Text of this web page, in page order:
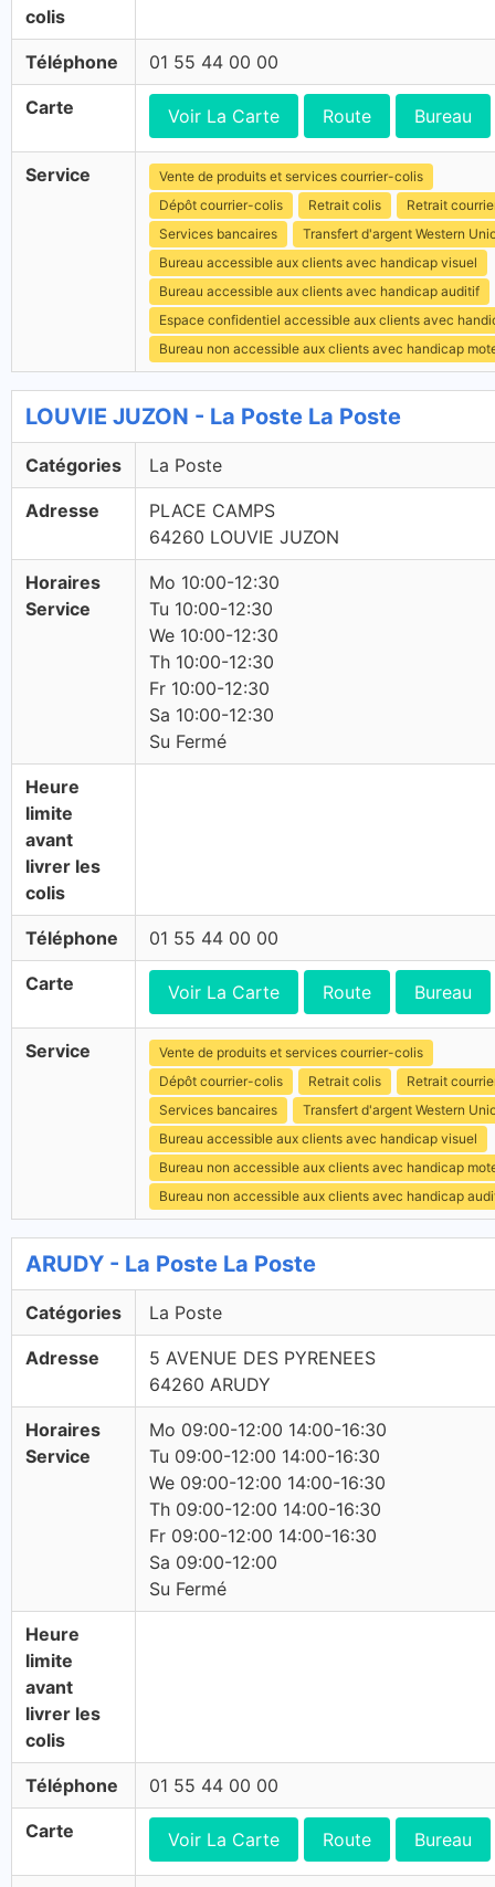
colis
Téléphone 01 55 44 00 00
Carte Voir La Carte Route Bureau
Service
Vente de produits et services courrier-colis
Dépôt courrier-colis
Retrait colis
Retrait
Services bancaires
Transfert d'argent Western
Bureau accessible aux clients avec handicap visuel
Bureau accessible aux clients avec handicap auditif
Espace confidentiel accessible aux clients avec
Bureau non accessible aux clients avec handicap
LOUVIE JUZON - La Poste La Poste
Catégories La Poste
Adresse
PLACE CAMPS
64260 LOUVIE JUZON
Horaires
Service
Mo 10:00-12:30
Tu 10:00-12:30
We 10:00-12:30
Th 10:00-12:30
Fr 10:00-12:30
Sa 10:00-12:30
Su Fermé
Heure
limite
avant
livrer les
colis
Téléphone 01 55 44 00 00
Carte Voir La Carte Route Bureau
Service
Vente de produits et services courrier-colis
Dépôt courrier-colis
Retrait colis
Retrait
Services bancaires
Transfert d'argent Western
Bureau accessible aux clients avec handicap visuel
Bureau non accessible aux clients avec handicap
Bureau non accessible aux clients avec handicap
ARUDY - La Poste La Poste
Catégories La Poste
Adresse
5 AVENUE DES PYRENEES
64260 ARUDY
Horaires
Service
Mo 09:00-12:00 14:00-16:30
Tu 09:00-12:00 14:00-16:30
We 09:00-12:00 14:00-16:30
Th 09:00-12:00 14:00-16:30
Fr 09:00-12:00 14:00-16:30
Sa 09:00-12:00
Su Fermé
Heure
limite
avant
livrer les
colis
Téléphone 01 55 44 00 00
Carte Voir La Carte Route Bureau